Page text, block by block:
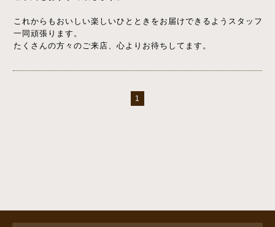
これからもおいしい楽しいひとときをお届けできるようスタッフ
一同頑張ります。
たくさんの方々のご来店、心よりお待ちしてます。
1